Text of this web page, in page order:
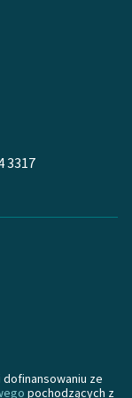
3317
ze
pochodzących z